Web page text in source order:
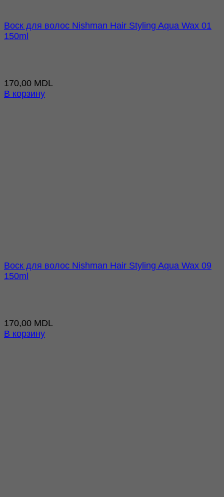
Воск для волос Nishman Hair Styling Aqua Wax 01
150ml
170,00 MDL
В корзину
Воск для волос Nishman Hair Styling Aqua Wax 09
150ml
170,00 MDL
В корзину